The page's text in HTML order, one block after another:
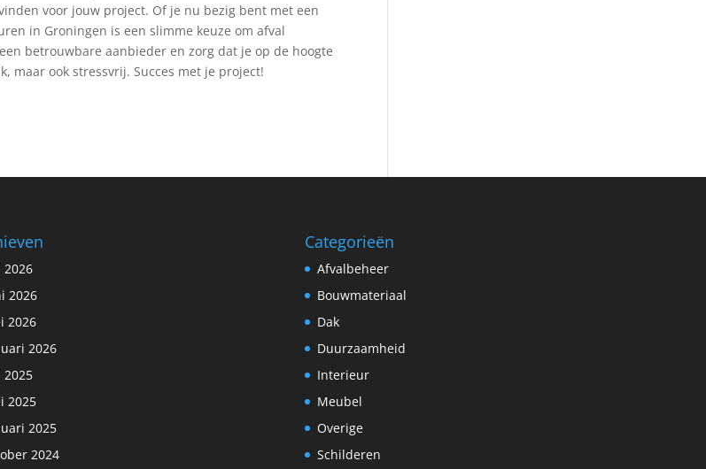
voor jouw project. Of je nu bezig bent met een
in Groningen is een slimme keuze om afval
betrouwbare aanbieder en zorg dat je op de hoogte
maar ook stressvrij. Succes met je project!
2026
2026
2026
2025
2025
2024
Categorieën
Afvalbeheer
Bouwmateriaal
Dak
Duurzaamheid
Interieur
Meubel
Overige
Schilderen